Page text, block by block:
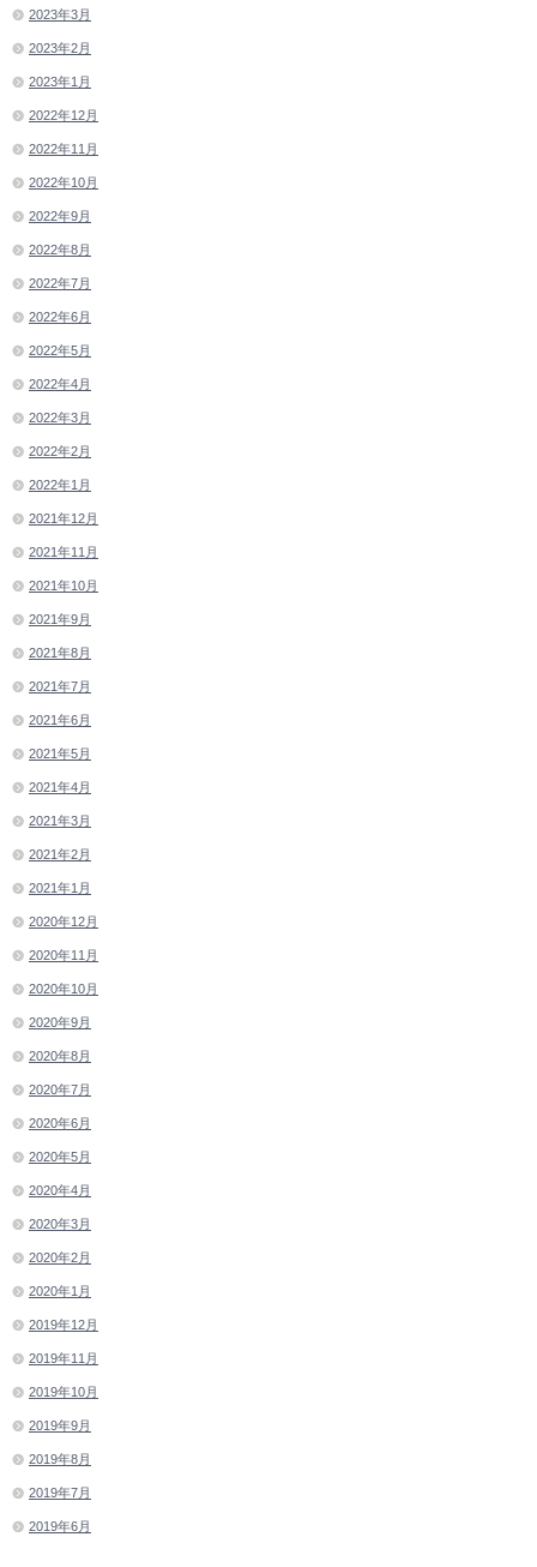
2023年3月
2023年2月
2023年1月
2022年12月
2022年11月
2022年10月
2022年9月
2022年8月
2022年7月
2022年6月
2022年5月
2022年4月
2022年3月
2022年2月
2022年1月
2021年12月
2021年11月
2021年10月
2021年9月
2021年8月
2021年7月
2021年6月
2021年5月
2021年4月
2021年3月
2021年2月
2021年1月
2020年12月
2020年11月
2020年10月
2020年9月
2020年8月
2020年7月
2020年6月
2020年5月
2020年4月
2020年3月
2020年2月
2020年1月
2019年12月
2019年11月
2019年10月
2019年9月
2019年8月
2019年7月
2019年6月